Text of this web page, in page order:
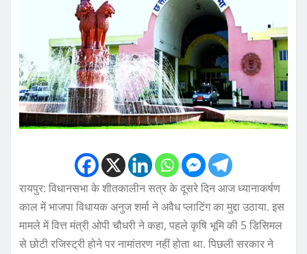
रायपुर: विधानसभा के शीतकालीन सत्र के दूसरे दिन आज ध्यानाकर्षण
काल में भाजपा विधायक अनुज शर्मा ने अवैध प्लाटिंग का मुद्दा उठाया. इस
मामले में वित्त मंत्री ओपी चौधरी ने कहा, पहले कृषि भूमि की 5 डिसिमल
से छोटी रजिस्ट्री होने पर नामांतरण नहीं होता था. पिछली सरकार ने